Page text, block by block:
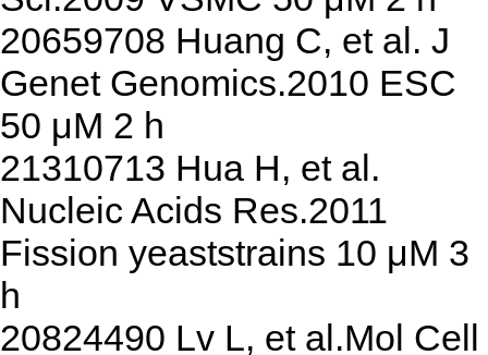
20659708 Huang C, et al. J
Genet Genomics.2010 ESC
50 μM 2 h
21310713 Hua H, et al.
Nucleic Acids Res.2011
Fission yeaststrains 10 μM 3
h
20824490 Lv L, et al.Mol Cell